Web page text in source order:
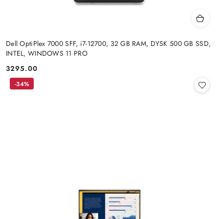
Dell OptiPlex 7000 SFF, i7-12700, 32 GB RAM, DYSK 500 GB SSD,
INTEL, WINDOWS 11 PRO
Cena:
3295.00
-34%